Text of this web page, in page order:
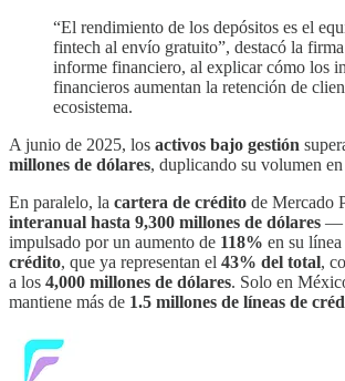
“El rendimiento de los depósitos es el
fintech al envío gratuito”, destacó la firma
informe financiero, al explicar cómo los
financieros aumentan la retención de
ecosistema.
A junio de 2025, los activos bajo gestión
millones de dólares, duplicando su volumen
En paralelo, la cartera de crédito de Mercado
interanual hasta 9,300 millones de dólares —
impulsado por un aumento de 118% en su línea
crédito, que ya representan el 43% del total,
a los 4,000 millones de dólares. Solo en
mantiene más de 1.5 millones de líneas de